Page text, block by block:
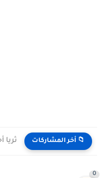
📁 أخر المشاركات ثريا
0